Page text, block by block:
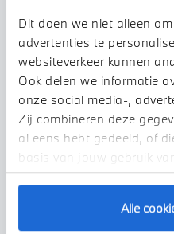
Dit doen we niet alleen
advertenties te
websiteverkeer kunnen
Ook delen we informatie
onze social media-,
Zij combineren deze
al eens hebt gedeeld, of
basis van jouw gebruik
Alle
Venlo